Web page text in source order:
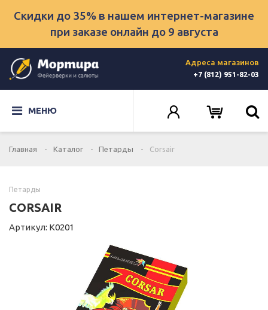
Скидки до 35% в нашем интернет-магазине
при заказе онлайн до 9 августа
Адреса магазинов
+7 (812) 951-82-03
МЕНЮ
Главная Каталог Петарды Corsair
Петарды
CORSAIR
Артикул: K0201